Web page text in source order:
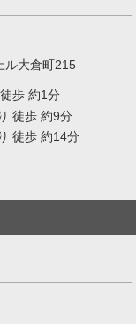
ル大倉町215
歩 約1分
徒歩 約9分
徒歩 約14分